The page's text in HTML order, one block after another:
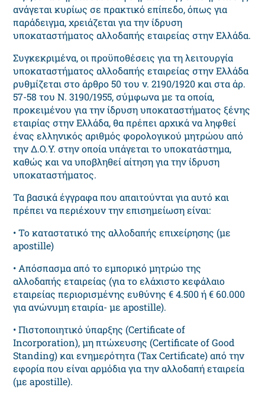
ανάγεται κυρίως σε πρακτικό επίπεδο, όπως για
παράδειγμα, χρειάζεται για την ίδρυση
υποκαταστήματος αλλοδαπής εταιρείας στην Ελλάδα.
Συγκεκριμένα, οι προϋποθέσεις για τη λειτουργία
υποκαταστήματος αλλοδαπής εταιρείας στην Ελλάδα
ρυθμίζεται στο άρθρο 50 του ν. 2190/1920 και στα άρ.
57-58 του Ν. 3190/1955, σύμφωνα με τα οποία,
προκειμένου για την ίδρυση υποκαταστήματος ξένης
εταιρίας στην Ελλάδα, θα πρέπει αρχικά να ληφθεί
ένας ελληνικός αριθμός φορολογικού μητρώου από
την Δ.Ο.Υ. στην οποία υπάγεται το υποκατάστημα,
καθώς και να υποβληθεί αίτηση για την ίδρυση
υποκαταστήματος.
Τα βασικά έγγραφα που απαιτούνται για αυτό και
πρέπει να περιέχουν την επισημείωση είναι:
• Το καταστατικό της αλλοδαπής επιχείρησης (με
apostille)
• Απόσπασμα από το εμπορικό μητρώο της
αλλοδαπής εταιρείας (για το ελάχιστο κεφάλαιο
εταιρείας περιορισμένης ευθύνης € 4.500 ή € 60.000
για ανώνυμη εταιρία- με apostille).
• Πιστοποιητικό ύπαρξης (Certificate of
Incorporation), μη πτώχευσης (Certificate of Good
Standing) και ενημερότητα (Tax Certificate) από την
εφορία που είναι αρμόδια για την αλλοδαπή εταιρεία
(με apostille).